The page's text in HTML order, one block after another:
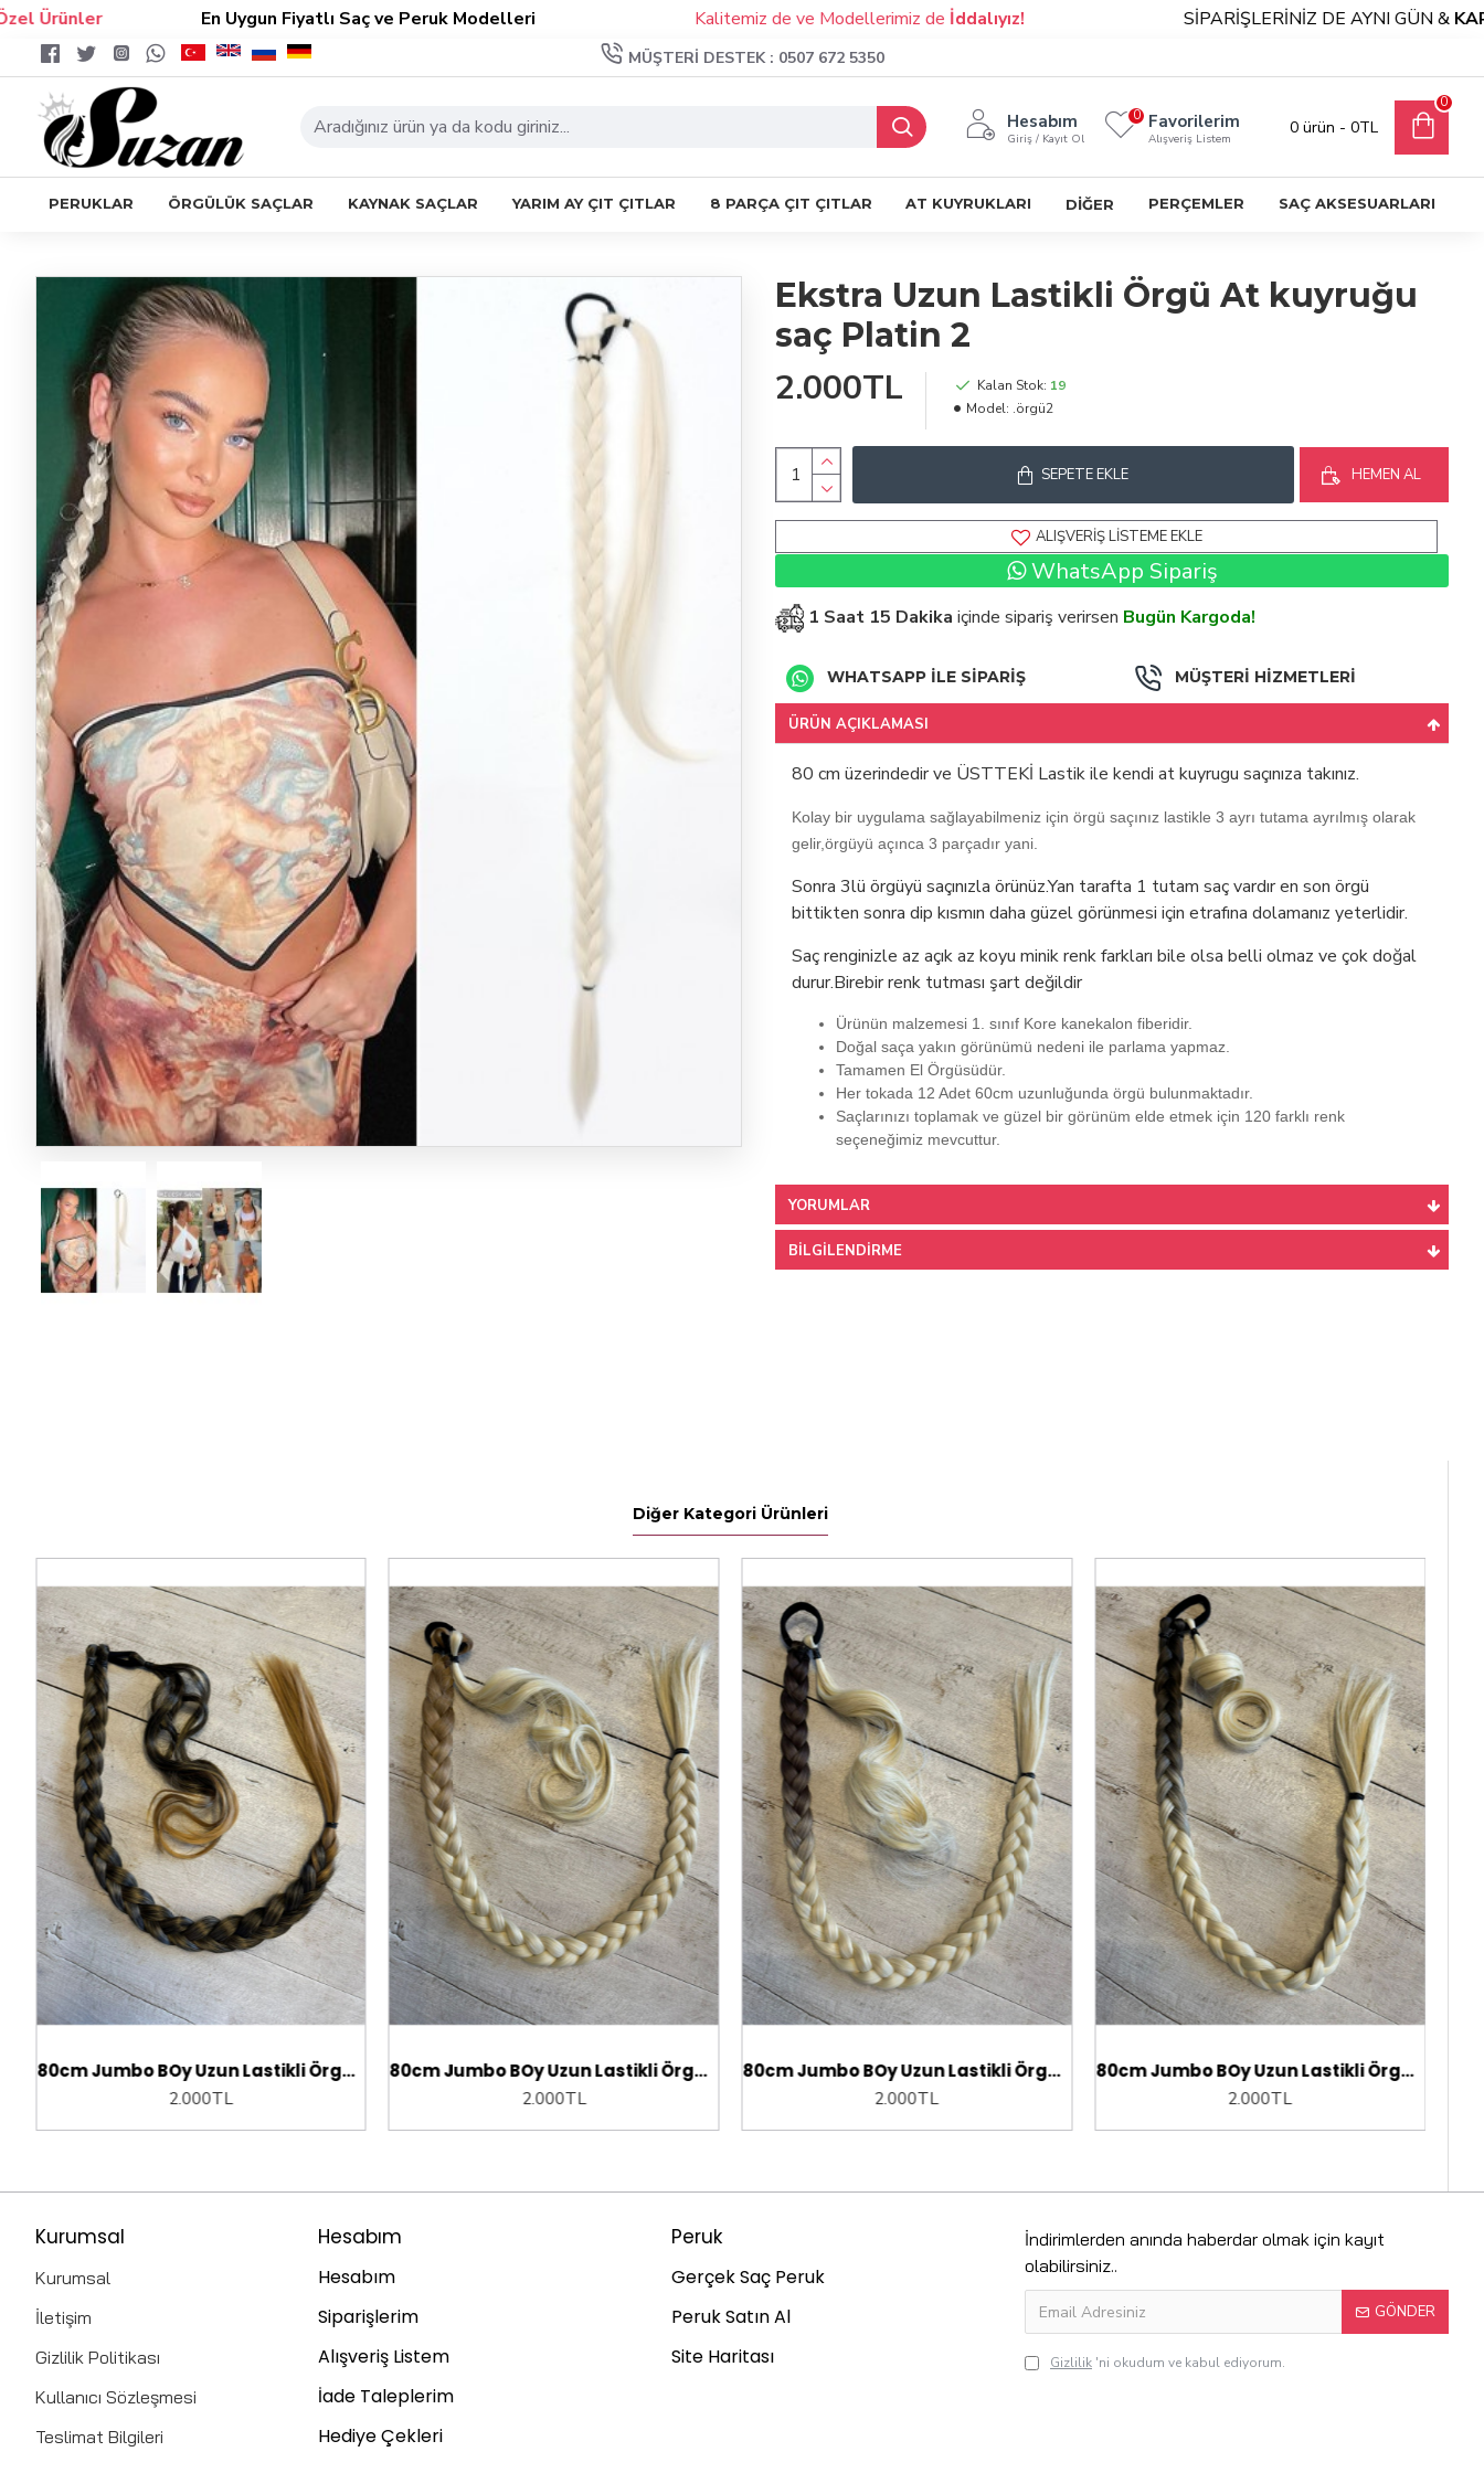
En Uygun Fiyatlı Saç ve Peruk Modelleri Kalitemiz de ve Modellerimiz deİddalıyız! SİPARİŞLERİNİZ DE AYNI GÜN &KARGO
MÜŞTERI DESTEK : 0507 672 5350
Hesabım
Giriş / Kayıt Ol
Favorilerim
Alışveriş Listem
0
0 ürün - 0TL
0
PERUKLAR ÖRGÜLÜK SAÇLAR KAYNAK SAÇLAR YARIM AY ÇIT ÇITLAR 8 PARÇA ÇIT ÇITLAR AT KUYRUKLARI DİĞER PERÇEMLER SAÇ AKSESUARLARI
Ekstra Uzun Lastikli Örgü At kuyruğu
saç Platin 2
2.000TL Kalan Stok: 19
Model: .örgü2
SEPETE EKLE HEMEN AL
ALIŞVERIŞ LISTEME EKLE
WhatsApp Sipariş
1 Saat 15 Dakika içinde sipariş verirsen Bugün Kargoda!
WHATSAPP İLE SİPARİŞ MÜŞTERİ HİZMETLERİ
ÜRÜN AÇIKLAMASI
80 cm üzerindedir ve ÜSTTEKİ Lastik ile kendi at kuyrugu saçınıza takınız.
Kolay bir uygulama sağlayabilmeniz için örgü saçınız lastikle 3 ayrı tutama ayrılmış olarak
gelir,örgüyü açınca 3 parçadır yani.
Sonra 3lü örgüyü saçınızla örünüz.Yan tarafta 1 tutam saç vardır en son örgü
bittikten sonra dip kısmın daha güzel görünmesi için etrafına dolamanız yeterlidir.
Saç renginizle az açık az koyu minik renk farkları bile olsa belli olmaz ve çok doğal
durur.Birebir renk tutması şart değildir
Ürünün malzemesi 1. sınıf Kore kanekalon fiberidir.
Doğal saça yakın görünümü nedeni ile parlama yapmaz.
Tamamen El Örgüsüdür.
Her tokada 12 Adet 60cm uzunluğunda örgü bulunmaktadır.
Saçlarınızı toplamak ve güzel bir görünüm elde etmek için 120 farklı renk
seçeneğimiz mevcuttur.
YORUMLAR
BILGILENDIRME
Diğer Kategori Ürünleri
80cm Jumbo BOy Uzun Lastikli Örgü At kuyruğu saç 80cm Jumbo BOy Uzun Lastikli Örgü At kuyruğu saç 80cm Jumbo BOy Uzun Lastikli Örgü At kuyruğu saç
2.000TL
80cm Jumbo BOy Uzun Lastikli Örgü At kuyruğu saç
2.000TL
Kurumsal
Kurumsal
İletişim
Gizlilik Politikası
Kullanıcı Sözleşmesi
Teslimat Bilgileri
Hesabım
Hesabım
Siparişlerim
Alışveriş Listem
İade Taleplerim
Hediye Çekleri
Peruk
Gerçek Saç Peruk
Peruk Satın Al
Site Haritası
İndirimlerden anında haberdar olmak için kayıt
olabilirsiniz..
GÖNDER
Gizlilik 'ni okudum ve kabul ediyorum.